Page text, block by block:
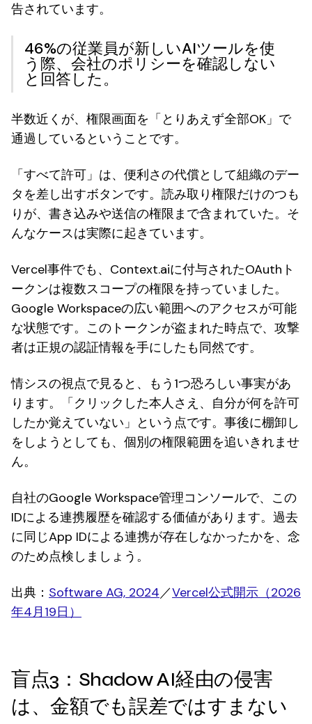
告されています。
46%の従業員が新しいAIツールを使
う際、会社のポリシーを確認しない
と回答した。
半数近くが、権限画面を「とりあえず全部OK」で
通過しているということです。
「すべて許可」は、便利さの代償として組織のデー
タを差し出すボタンです。読み取り権限だけのつも
りが、書き込みや送信の権限まで含まれていた。そ
んなケースは実際に起きています。
Vercel事件でも、Context.aiに付与されたOAuthト
ークンは複数スコープの権限を持っていました。
Google Workspaceの広い範囲へのアクセスが可能
な状態です。このトークンが盗まれた時点で、攻撃
者は正規の認証情報を手にしたも同然です。
情シスの視点で見ると、もう1つ恐ろしい事実があ
ります。「クリックした本人さえ、自分が何を許可
したか覚えていない」という点です。事後に棚卸し
をしようとしても、個別の権限範囲を追いきれませ
ん。
自社のGoogle Workspace管理コンソールで、この
IDによる連携履歴を確認する価値があります。過去
に同じApp IDによる連携が存在しなかったかを、念
のため点検しましょう。
出典： Software AG, 2024／Vercel公式開示（2026
年4月19日）
盲点3：Shadow AI経由の侵害
は、金額でも誤差ではすまない